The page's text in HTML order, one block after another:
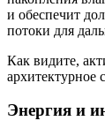
и обеспечит
потоки для
Как видите,
архитектурное
Энергия и